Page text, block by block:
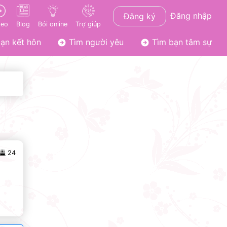
Blog Bói online Trợ giúp
Đăng ký Đăng nhập
kết hôn Tìm người yêu Tìm bạn tâm sự
24